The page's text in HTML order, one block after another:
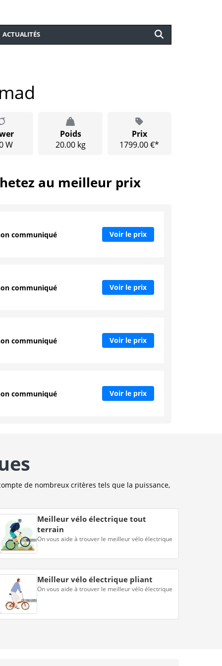
ACTUALITÉS
W
Poids
20.00 kg
Prix
1799.00 €*
au meilleur prix
communiqué Voir le prix
communiqué Voir le prix
communiqué Voir le prix
communiqué Voir le prix
de nombreux critères tels que la puissance,
Meilleur vélo électrique tout
terrain
On vous aide à trouver le meilleur vélo électrique
Meilleur vélo électrique pliant
On vous aide à trouver le meilleur vélo électrique